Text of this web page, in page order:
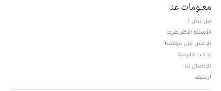
معلومات عنا
من نحن ؟
الأسئلة الأكثر طرحا
للإعلان على موقعنا
بيانات قانونية
للإتصال بنا
أرشيف